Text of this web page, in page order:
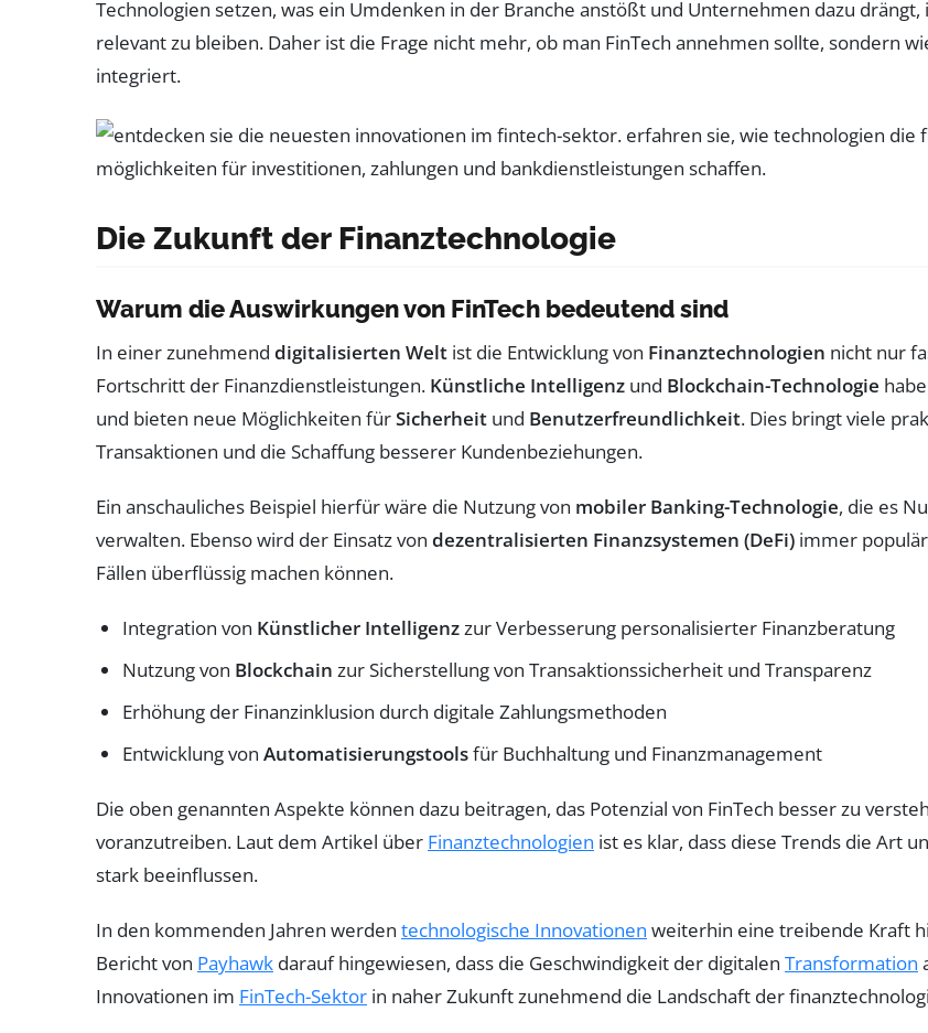
Technologien setzen, was ein Umdenken in der Branche anstößt und Unternehmen dazu
relevant zu bleiben. Daher ist die Frage nicht mehr, ob man FinTech annehmen sollte, sondern
integriert.
Die Zukunft der Finanztechnologie
Warum die Auswirkungen von FinTech bedeutend sind
In einer zunehmend digitalisierten Welt ist die Entwicklung von Finanztechnologien nicht nur
Fortschritt der Finanzdienstleistungen. Künstliche Intelligenz und Blockchain-Technologie
und bieten neue Möglichkeiten fürSicherheit und Benutzerfreundlichkeit. Dies bringt viele
Transaktionen und die Schaffung besserer Kundenbeziehungen.
Ein anschauliches Beispiel hierfür wäre die Nutzung von mobiler Banking-Technologie, die es
verwalten. Ebenso wird der Einsatz von dezentralisierten Finanzsystemen (DeFi) immer
Fällen überflüssig machen können.
Integration von Künstlicher Intelligenzzur Verbesserung personalisierter Finanzberatung
Nutzung von Blockchain zur Sicherstellung von Transaktionssicherheit und Transparenz
Erhöhung der Finanzinklusion durch digitale Zahlungsmethoden
Entwicklung von Automatisierungstoolsfür Buchhaltung und Finanzmanagement
Die oben genannten Aspekte können dazu beitragen, das Potenzial von FinTech besser zu
voranzutreiben. Laut dem Artikel über Finanztechnologien ist es klar, dass diese Trends die Art
stark beeinflussen.
In den kommenden Jahren werden technologische Innovationen weiterhin eine treibende Kraft
Bericht von Payhawk darauf hingewiesen, dass die Geschwindigkeit der digitalen Transformation
Innovationen im FinTech-Sektor in naher Zukunft zunehmend die Landschaft der